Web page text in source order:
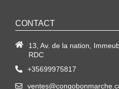
CONTACT
13, Av. de la nation,
RDC
+35699975817